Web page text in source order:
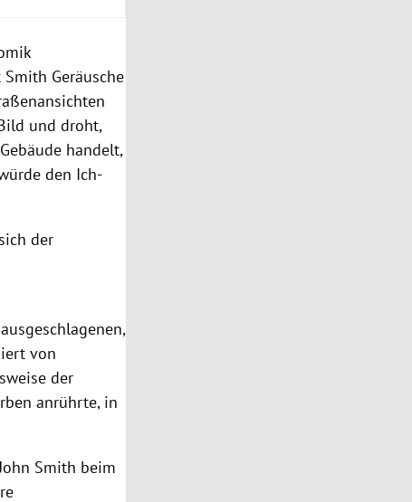
Geräusche
und droht,
handelt,
den Ich-
der
von
der
anrührte, in
Smith beim